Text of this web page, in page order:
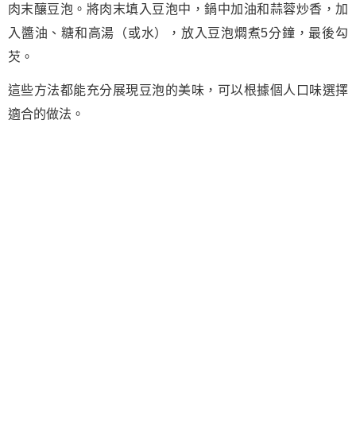
肉末釀豆泡。將肉末填入豆泡中，鍋中加油和蒜蓉炒香，加
入醬油、糖和高湯（或水），放入豆泡燜煮5分鐘，最後勾
芡。
這些方法都能充分展現豆泡的美味，可以根據個人口味選擇
適合的做法。